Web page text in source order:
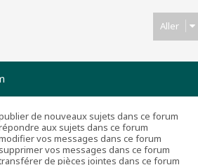
Aller
de nouveaux sujets dans ce forum
aux sujets dans ce forum
vos messages dans ce forum
supprimer vos messages dans ce forum
de pièces jointes dans ce forum